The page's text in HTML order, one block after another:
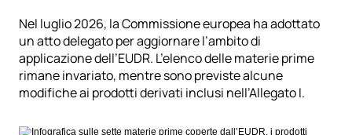
Nel luglio 2026, la Commissione europea ha adottato
un atto delegato per aggiornare l’ambito di
applicazione dell’EUDR. L’elenco delle materie prime
rimane invariato, mentre sono previste alcune
modifiche ai prodotti derivati inclusi nell’Allegato I.